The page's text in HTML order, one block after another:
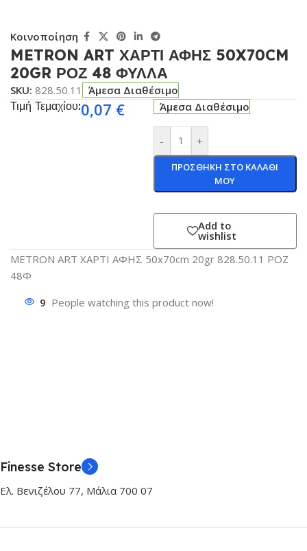
Κοινοποίηση
METRON ART ΧΑΡΤΙ ΑΦΗΣ 50X70CM
20GR ΡΟΖ 48 ΦΥΛΛΑ
SKU: 828.50.11
Άμεσα Διαθέσιμο
Τιμή Τεμαχίου:0,07 € Άμεσα Διαθέσιμο
- +
ΠΡΟΣΘΗΚΗ ΣΤΟ ΚΑΛΑΘΙ
ΜΟΥ
Add to
wishlist
METRON ART ΧΑΡΤΙ ΑΦΗΣ 50x70cm 20gr 828.50.11 ΡΟΖ
48Φ
9 People watching this product now!
Finesse Store
Ελ. Βενιζέλου 77, Μάλια 700 07